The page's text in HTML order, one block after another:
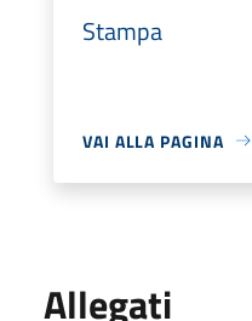
Stampa
VAI ALLA PAGINA
Allegati